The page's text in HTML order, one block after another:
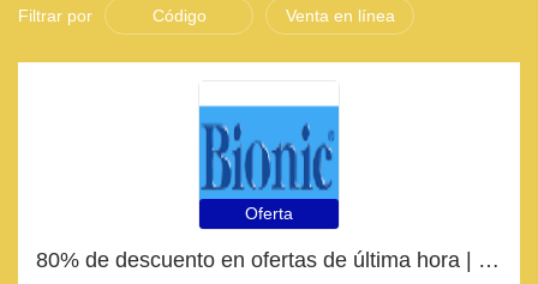
Filtrar por Código Venta en línea
Oferta
80% de descuento en ofertas de última hora | caducan pronto